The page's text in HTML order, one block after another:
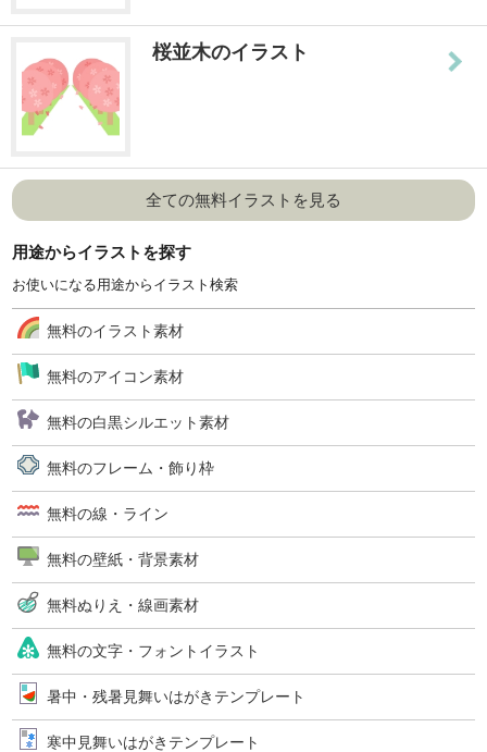
桜並木のイラスト
全ての無料イラストを見る
用途からイラストを探す
お使いになる用途からイラスト検索
無料のイラスト素材
無料のアイコン素材
無料の白黒シルエット素材
無料のフレーム・飾り枠
無料の線・ライン
無料の壁紙・背景素材
無料ぬりえ・線画素材
無料の文字・フォントイラスト
暑中・残暑見舞いはがきテンプレート
寒中見舞いはがきテンプレート